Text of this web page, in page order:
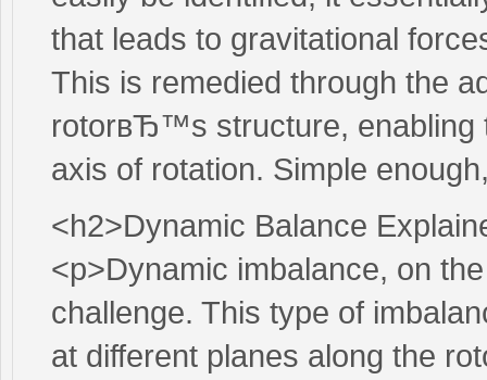
that leads to gravitational
This is remedied through the
rotorвЂ™s structure, enabling
axis of rotation. Simple
<h2>Dynamic Balance
<p>Dynamic imbalance, on
challenge. This type of
at different planes along the